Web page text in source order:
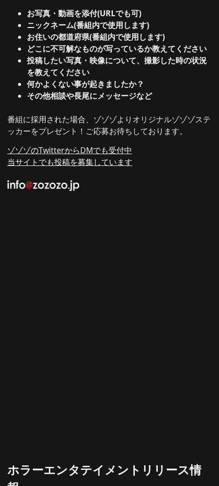
お写真・動画を添付(URLでも可)
ニックネーム(番組内で使用します)
お住いの都道府県(番組内で使用します)
どこに不可解なものが写っているか教えてください
投稿したい写真・映像について、撮影した時の状況
を教えてください
何かよくない事が起きましたか？
その他相談や長尾にメッセージなど
番組に採用された場合、ゾゾゾよりオリジナルゾゾゾステ
ッカーをプレゼント！ご応募お待ちしております。
ゾゾゾのTwitterからDMでも受付中
当サイトでも投稿を募集しています
ホラーエンタテイメントリリース情